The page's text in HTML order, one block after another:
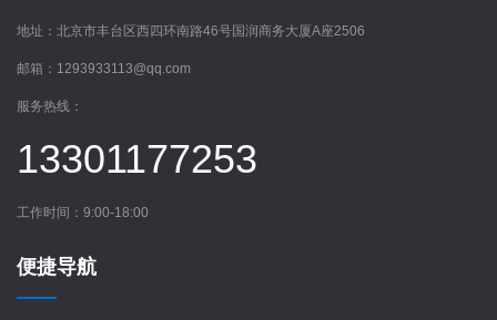
地址： 北京市丰台区西四环南路46号国润商务大厦A座2506
邮箱： 1293933113@qq.com
服务热线：
13301177253
工作时间：9:00-18:00
便捷导航